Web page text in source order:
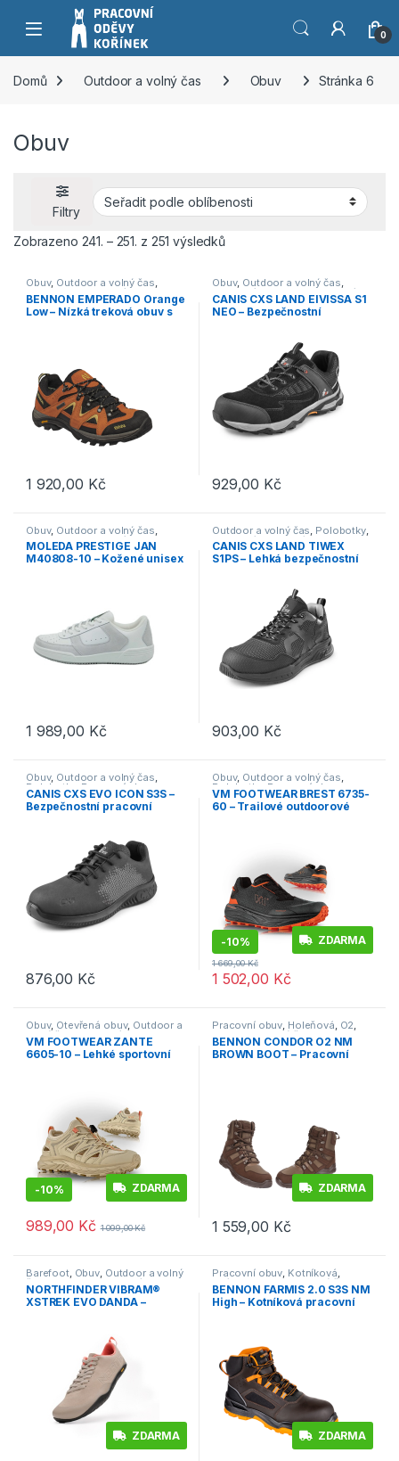
Přeskočit na navigaci
Přeskočit na obsah
0
Domů Outdoor a volný čas Obuv Stránka 6
Obuv
Filtry
Zobrazeno 241. – 251. z 251 výsledkůSeřazeno podle oblíbenosti
Obuv, Outdoor a volný čas,
Polobotky ,Pracovní obuv
Trekingová
BENNON EMPERADO Orange
Low – Nízká treková obuv s
1 920,00 Kč
Tento produkt má více variant. Možnosti lze vybrat na stránce
Obuv, Outdoor a volný čas,
Pracovní obuv , S1, Trekingová
CANIS CXS LAND EIVISSA S1
NEO – Bezpečnostní
929,00 Kč
Tento produkt má více variant.
Obuv, Outdoor a volný čas
Polobotky ,Pracovní obuv ,
Tenisky
MOLEDA PRESTIGE JAN
M40808-10 – Kožené unisex
1 989,00 Kč
Tento produkt má více variant. Možnosti lze vybrat na stránce
Outdoor a volný čas Polobotky,
Pracovní obuv ,S3/S1P,Tenisky
CANIS CXS LAND TIWEX
S1PS – Lehká bezpečnostní
903,00 Kč
Tento produkt má více variant.
Obuv, Outdoor a volný čas,
Polobotky,Pracovní obuv,
S3/S1P ,Tenisky
CANIS CXS EVO ICON S3S –
Bezpečnostní pracovní
876,00 Kč
Tento produkt má více variant. Možnosti lze vybrat na stránce
Obuv, Outdoor a volný čas,
Polobotky,Pracovní obuv ,
Tenisky
VM FOOTWEAR BREST 6735-
60 – Trailové outdoorové
-10% ZDARMA
1 502,00 Kč
1 669,00Kč
Tento produkt má více variant.
Obuv, Otevřená obuv, Outdoor a
volný čas,Pracovní obuv,
Sandály, Trekingová
VM FOOTWEAR ZANTE
6605-10 – Lehké sportovní
-10% ZDARMA
989,00 Kč 1 099,00Kč
Tento produkt má více variant. Možnosti lze vybrat na stránce
Pracovní obuv, Holeňová, O2,
Outdoor a volný čas, Obuv,
Trekingová
BENNON CONDOR O2 NM
BROWN BOOT – Pracovní
ZDARMA
1 559,00 Kč
Tento produkt má více variant.
Barefoot, Obuv, Outdoor a volný
čas ,Tenisky,Trekingová
NORTHFINDER VIBRAM®
XSTREK EVO DANDA –
ZDARMA
Pracovní obuv, Kotníková,
S3/S1P, Outdoor a volný čas ,
Obuv
BENNON FARMIS 2.0 S3S NM
High – Kotníková pracovní
ZDARMA